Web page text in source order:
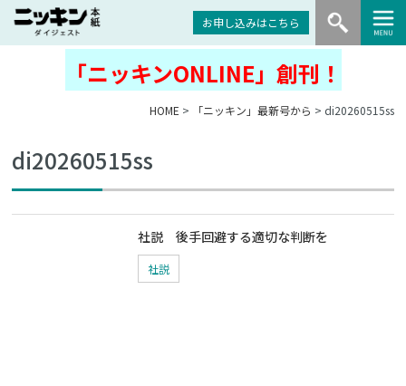
お申し込みはこちら
「ニッキンONLINE」創刊！
HOME > 「ニッキン」最新号から > di20260515ss
di20260515ss
社説 後手回避する適切な判断を
社説